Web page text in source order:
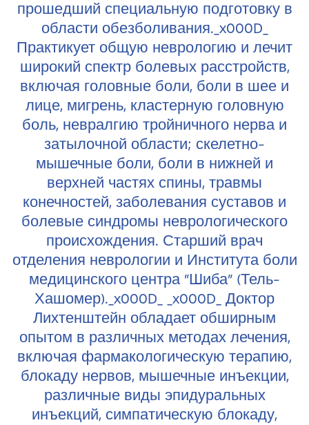
прошедший специальную подготовку в
области обезболивания._x000D_
Практикует общую неврологию и лечит
широкий спектр болевых расстройств,
включая головные боли, боли в шее и
лице, мигрень, кластерную головную
боль, невралгию тройничного нерва и
затылочной области; скелетно-
мышечные боли, боли в нижней и
верхней частях спины, травмы
конечностей, заболевания суставов и
болевые синдромы неврологического
происхождения. Старший врач
отделения неврологии и Института боли
медицинского центра "Шиба" (Тель-
Хашомер)._x000D_ _x000D_ Доктор
Лихтенштейн обладает обширным
опытом в различных методах лечения,
включая фармакологическую терапию,
блокаду нервов, мышечные инъекции,
различные виды эпидуральных
инъекций, симпатическую блокаду,